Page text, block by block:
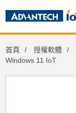
首頁 授權軟體
Windows 11 IoT